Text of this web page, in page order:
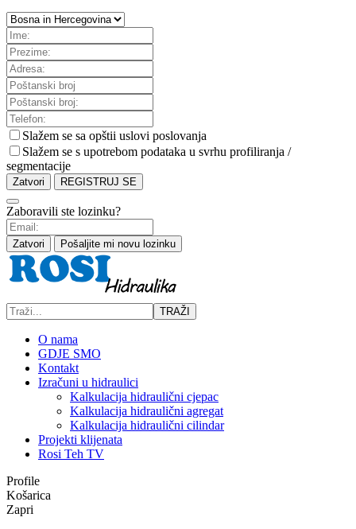
Slažem se sa opštii uslovi poslovanja
Slažem se s upotrebom podataka u svrhu profiliranja /
segmentacije
Zatvori REGISTRUJ SE
Zaboravili ste lozinku?
Zatvori Pošaljite mi novu lozinku
TRAŽI
O nama
GDJE SMO
Kontakt
Izračuni u hidraulici
Kalkulacija hidraulični cjepac
Kalkulacija hidraulični agregat
Kalkulacija hidraulični cilindar
Projekti klijenata
Rosi Teh TV
Profile
Košarica
Zapri